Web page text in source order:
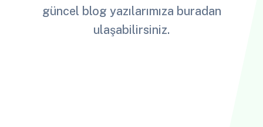
güncel blog yazılarımıza buradan
ulaşabilirsiniz.